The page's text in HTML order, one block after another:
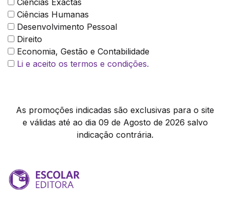
Ciências Exactas
Ciências Humanas
Desenvolvimento Pessoal
Direito
Economia, Gestão e Contabilidade
Li e aceito os termos e condições.
As promoções indicadas são exclusivas para o site
e válidas até ao dia 09 de Agosto de 2026 salvo
indicação contrária.